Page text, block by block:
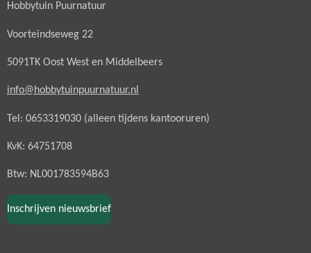
Hobbytuin Puurnatuur
Voorteindseweg 22
5091TK Oost West en Middelbeers
info@hobbytuinpuurnatuur.nl
Tel: 0653319030 (alleen tijdens kantooruren)
KvK: 64751708
Btw: NL001783594B63
Inschrijven nieuwsbrief